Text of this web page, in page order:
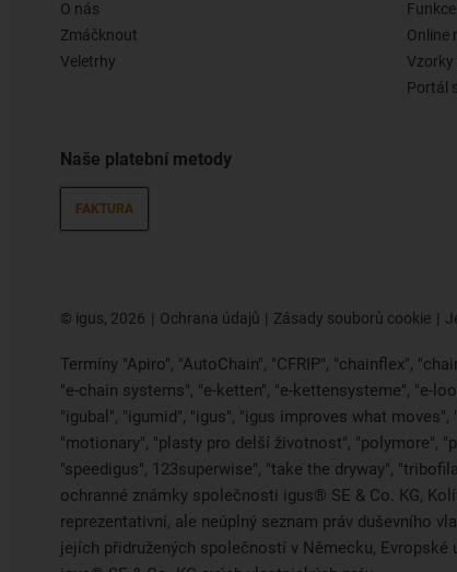
O nás
Zmáčknout
Veletrhy
Naše platební metody
FAKTURA
Online
Vzorky
Portál
© igus, 2026 Ochrana údajů Zásady souborů cookie
Termíny "Apiro", "AutoChain", "CFRIP", "chainflex",
"e-chain systems", "e-ketten", "e-kettensysteme", "e-
"igubal", "igumid", "igus", "igus improves what moves",
"motionary", "plasty pro delší životnost", "polymore",
"speedigus", 123superwise", "take the dryway",
ochranné známky společnosti igus® SE & Co. KG,
reprezentativní, ale neúplný seznam práv duševního
jejích přidružených společností v Německu,